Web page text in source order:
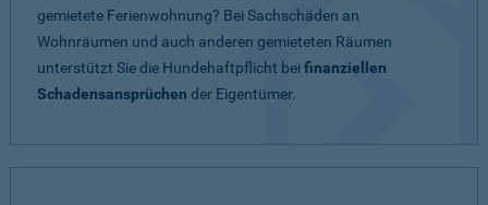
gemietete Ferienwohnung? Bei Sachschäden an
Wohnräumen und auch anderen gemieteten Räumen
unterstützt Sie die Hundehaftpflicht beifinanziellen
Schadensansprüchen der Eigentümer.